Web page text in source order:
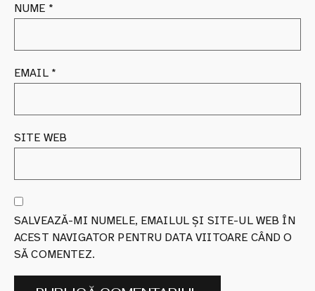
NUME *
EMAIL *
SITE WEB
SALVEAZĂ-MI NUMELE, EMAILUL ȘI SITE-UL WEB ÎN
ACEST NAVIGATOR PENTRU DATA VIITOARE CÂND O
SĂ COMENTEZ.